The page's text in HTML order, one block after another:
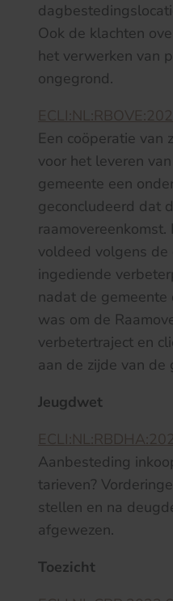
Ook de klachten
het verwerken van
ongegrond.
Een coöperatie van
voor het leveren
gemeente een
geconcludeerd dat
voldeed volgens
ingediende
nadat de
was om de
verbetertraject en
aan de zijde van
Jeugdwet
Aanbesteding
tarieven?
stellen en na
afgewezen.
Toezicht